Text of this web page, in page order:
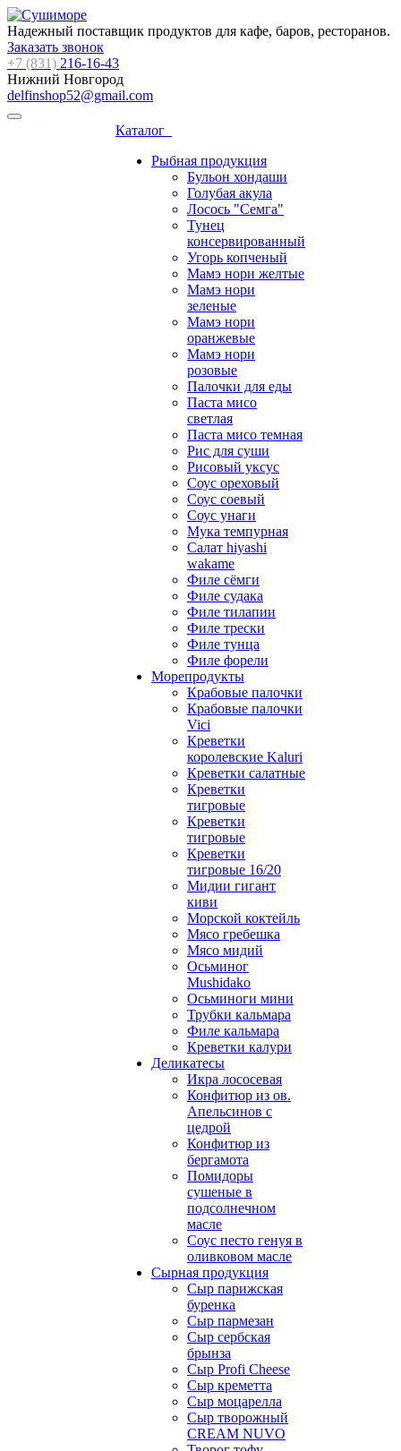
Надежный поставщик продуктов для кафе, баров, ресторанов.
Заказать звонок
+7 (831) 216-16-43
Нижний Новгород
delfinshop52@gmail.com
Каталог
Рыбная продукция
Бульон хондаши
Голубая акула
Лосось "Семга"
Тунец
консервированный
Угорь копченый
Мамэ нори желтые
Мамэ нори
зеленые
Мамэ нори
оранжевые
Мамэ нори
розовые
Палочки для еды
Паста мисо
светлая
Паста мисо темная
Рис для суши
Рисовый уксус
Соус ореховый
Соус соевый
Соус унаги
Мука темпурная
Салат hiyashi
wakame
Филе сёмги
Филе судака
Филе тилапии
Филе трески
Филе тунца
Филе форели
Морепродукты
Крабовые палочки
Крабовые палочки
Vici
Креветки
королевские Kaluri
Креветки салатные
Креветки
тигровые
Креветки
тигровые
Креветки
тигровые 16/20
Мидии гигант
киви
Морской коктейль
Мясо гребешка
Мясо мидий
Осьминог
Mushidako
Осьминоги мини
Трубки кальмара
Филе кальмара
Креветки калури
Деликатесы
Икра лососевая
Конфитюр из ов.
Апельсинов с
цедрой
Конфитюр из
бергамота
Помидоры
сушеные в
подсолнечном
масле
Соус песто генуя в
оливковом масле
Сырная продукция
Сыр парижская
буренка
Сыр пармезан
Сыр сербская
брынза
Сыр Profi Cheese
Сыр креметта
Сыр моцарелла
Сыр творожный
CREАM NUVO